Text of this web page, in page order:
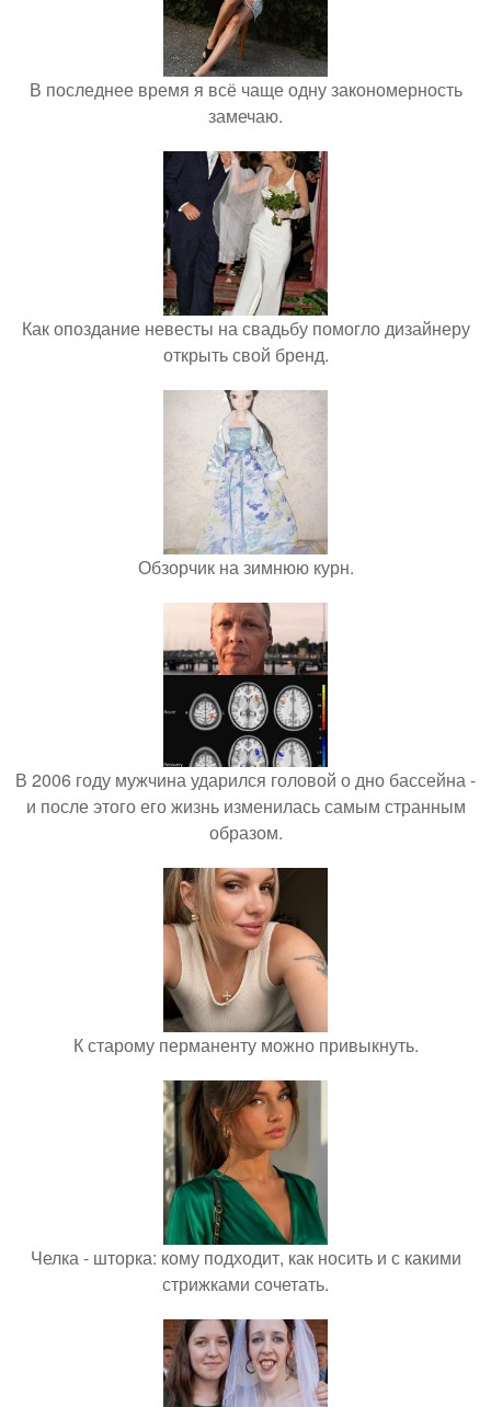
В последнее время я всё чаще одну закономерность
замечаю.
Как опоздание невесты на свадьбу помогло дизайнеру
открыть свой бренд.
Обзорчик на зимнюю курн.
В 2006 году мужчина ударился головой о дно бассейна -
и после этого его жизнь изменилась самым странным
образом.
К старому перманенту можно привыкнуть.
Челка - шторка: кому подходит, как носить и с какими
стрижками сочетать.